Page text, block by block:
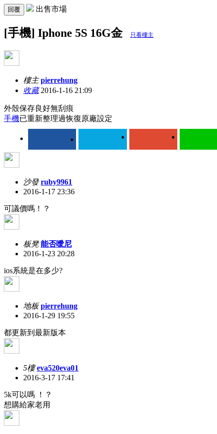
回覆 出售市場
[手機] Iphone 5S 16G金 只看樓主
樓主 pierrehung
收藏2016-1-16 21:09
外殼保存良好無刮痕
手機已重新整理過恢復原廠設定
沙發 ruby9961
2016-1-17 23:36
可議價嗎！？
板凳 能否噯尼
2016-1-23 20:28
ios系統是在多少?
地板 pierrehung
2016-1-29 19:55
都更新到最新版本
5樓 eva520eva01
2016-3-17 17:41
5k可以嗎 ！？
想購給家老用